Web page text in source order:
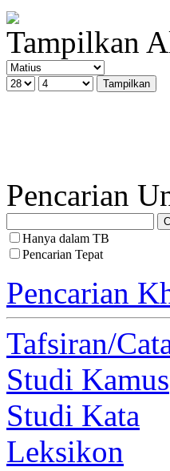
Tampilkan
Pencarian
Hanya dalam TB
Pencarian Tepat
Pencarian
Tafsiran/
Studi Kamus
Studi Kata
Leksikon